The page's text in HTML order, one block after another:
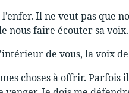
Il ne veut pas que
nous faire écouter sa voix.
de vous, la voix
choses à offrir. Parfois